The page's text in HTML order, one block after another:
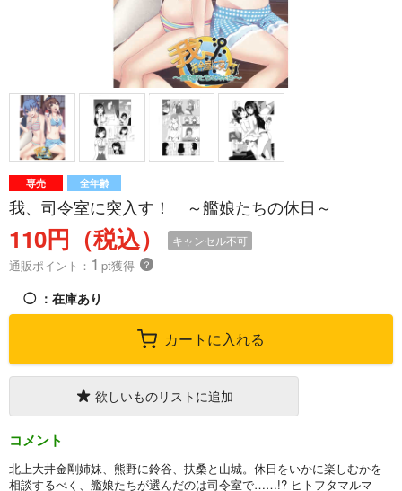
専売 全年齢
我、司令室に突入す！ ～艦娘たちの休日～
110円（税込） キャンセル不可
通販ポイント： 1 pt獲得 ？
◯ ：在庫あり
カートに入れる
欲しいものリストに追加
コメント
北上大井金剛姉妹、熊野に鈴谷、扶桑と山城。休日をいかに楽しむかを
相談するべく、艦娘たちが選んだのは司令室で……!? ヒトフタマルマ